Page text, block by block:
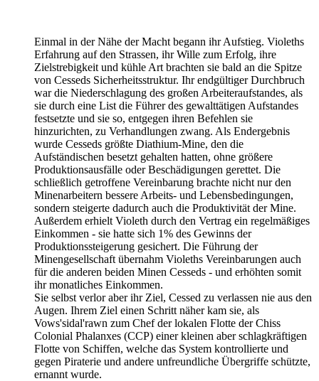
Einmal in der Nähe der Macht begann ihr Aufstieg. Violeths
Erfahrung auf den Strassen, ihr Wille zum Erfolg, ihre
Zielstrebigkeit und kühle Art brachten sie bald an die Spitze
von Cesseds Sicherheitsstruktur. Ihr endgültiger Durchbruch
war die Niederschlagung des großen Arbeiteraufstandes, als
sie durch eine List die Führer des gewalttätigen Aufstandes
festsetzte und sie so, entgegen ihren Befehlen sie
hinzurichten, zu Verhandlungen zwang. Als Endergebnis
wurde Cesseds größte Diathium-Mine, den die
Aufständischen besetzt gehalten hatten, ohne größere
Produktionsausfälle oder Beschädigungen gerettet. Die
schließlich getroffene Vereinbarung brachte nicht nur den
Minenarbeitern bessere Arbeits- und Lebensbedingungen,
sondern steigerte dadurch auch die Produktivität der Mine.
Außerdem erhielt Violeth durch den Vertrag ein regelmäßiges
Einkommen - sie hatte sich 1% des Gewinns der
Produktionssteigerung gesichert. Die Führung der
Minengesellschaft übernahm Violeths Vereinbarungen auch
für die anderen beiden Minen Cesseds - und erhöhten somit
ihr monatliches Einkommen.
Sie selbst verlor aber ihr Ziel, Cessed zu verlassen nie aus den
Augen. Ihrem Ziel einen Schritt näher kam sie, als
Vows'sidal'rawn zum Chef der lokalen Flotte der Chiss
Colonial Phalanxes (CCP) einer kleinen aber schlagkräftigen
Flotte von Schiffen, welche das System kontrollierte und
gegen Piraterie und andere unfreundliche Übergriffe schützte,
ernannt wurde.